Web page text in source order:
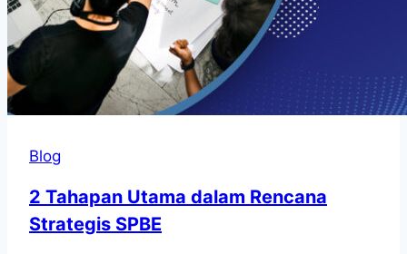
Blog
2 Tahapan Utama dalam Rencana
Strategis SPBE